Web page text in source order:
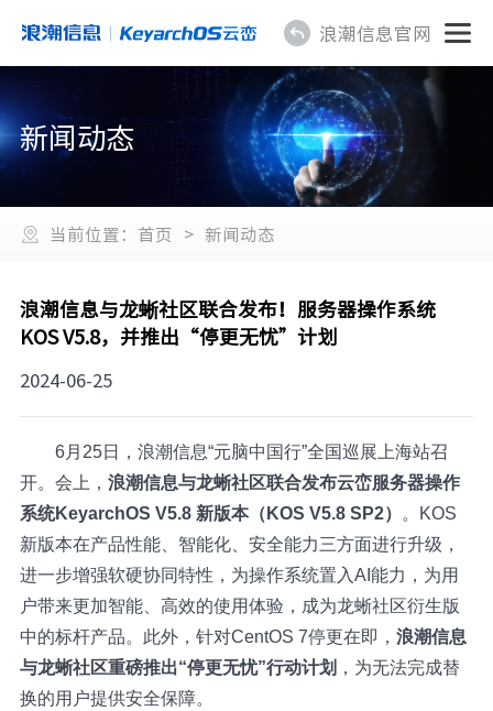
浪潮信息官网
新闻动态
当前位置： 首页 > 新闻动态
浪潮信息与龙蜥社区联合发布！服务器操作系统
KOS V5.8，并推出“停更无忧”计划
2024-06-25
6月25日，浪潮信息“元脑中国行”全国巡展上海站召
开。会上， 浪潮信息与龙蜥社区联合发布云峦服务器操作
系统KeyarchOS V5.8 新版本（KOS V5.8 SP2）
。KOS
新版本在产品性能、智能化、安全能力三方面进行升级，
进一步增强软硬协同特性，为操作系统置入AI能力，为用
户带来更加智能、高效的使用体验，成为龙蜥社区衍生版
中的标杆产品。此外，针对CentOS 7停更在即， 浪潮信息
与龙蜥社区重磅推出“停更无忧”行动计划 ，为无法完成替
换的用户提供安全保障。